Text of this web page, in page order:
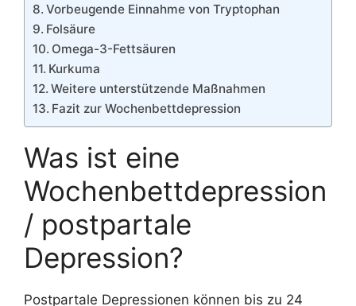
Vorbeugende Einnahme von Tryptophan
Folsäure
Omega-3-Fettsäuren
Kurkuma
Weitere unterstützende Maßnahmen
Fazit zur Wochenbettdepression
Was ist eine
Wochenbettdepression
/ postpartale
Depression?
Postpartale Depressionen können bis zu 24